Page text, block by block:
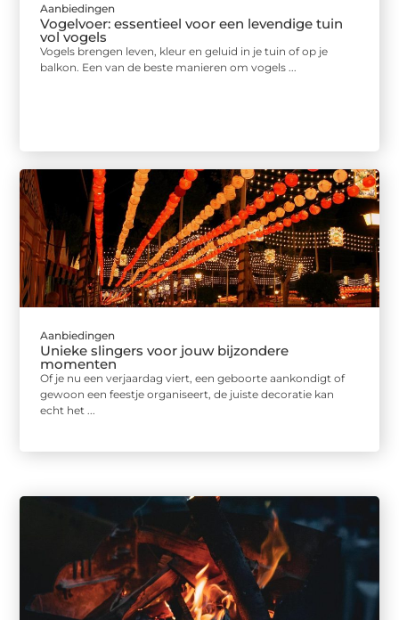
Aanbiedingen
Vogelvoer: essentieel voor een levendige tuin
vol vogels
Vogels brengen leven, kleur en geluid in je tuin of op je
balkon. Een van de beste manieren om vogels ...
Aanbiedingen
Unieke slingers voor jouw bijzondere
momenten
Of je nu een verjaardag viert, een geboorte aankondigt of
gewoon een feestje organiseert, de juiste decoratie kan
echt het ...